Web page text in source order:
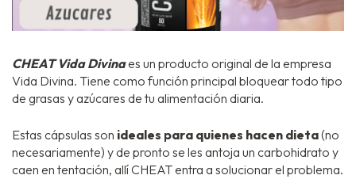
CHEAT Vida Divinaes un producto original de la empresa
Vida Divina. Tiene como función principal bloquear todo tipo
de grasas y azúcares de tu alimentación diaria.
Estas cápsulas son ideales para quienes hacen dieta(no
necesariamente) y de pronto se les antoja un carbohidrato y
caen en tentación, allí CHEAT entra a solucionar el problema.